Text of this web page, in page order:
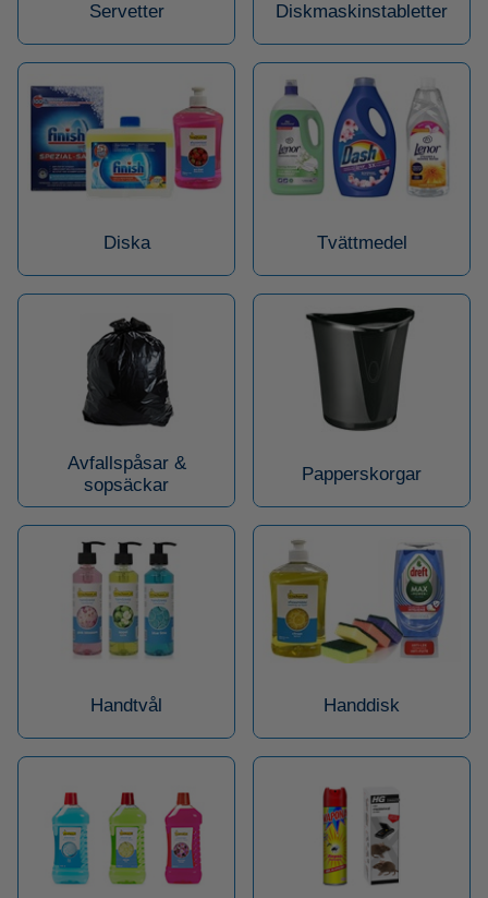
Servetter Diskmaskinstabletter
Diska Tvättmedel
Avfallspåsar &
sopsäckar
Papperskorgar
Handtvål Handdisk